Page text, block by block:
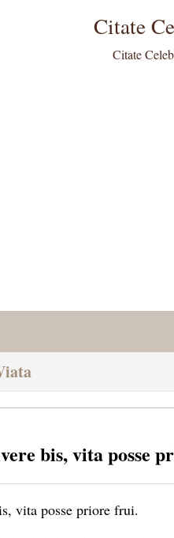
Citate
Citate
bis, vita posse
vita posse priore frui.